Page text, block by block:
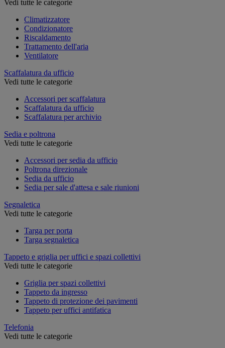
Vedi tutte le categorie
Climatizzatore
Condizionatore
Riscaldamento
Trattamento dell'aria
Ventilatore
Scaffalatura da ufficio
Vedi tutte le categorie
Accessori per scaffalatura
Scaffalatura da ufficio
Scaffalatura per archivio
Sedia e poltrona
Vedi tutte le categorie
Accessori per sedia da ufficio
Poltrona direzionale
Sedia da ufficio
Sedia per sale d'attesa e sale riunioni
Segnaletica
Vedi tutte le categorie
Targa per porta
Targa segnaletica
Tappeto e griglia per uffici e spazi collettivi
Vedi tutte le categorie
Griglia per spazi collettivi
Tappeto da ingresso
Tappeto di protezione dei pavimenti
Tappeto per uffici antifatica
Telefonia
Vedi tutte le categorie